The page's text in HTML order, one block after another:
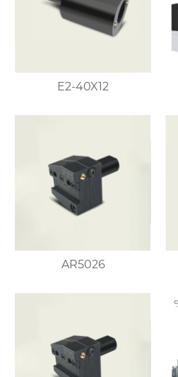
E2-40X12
AR5026